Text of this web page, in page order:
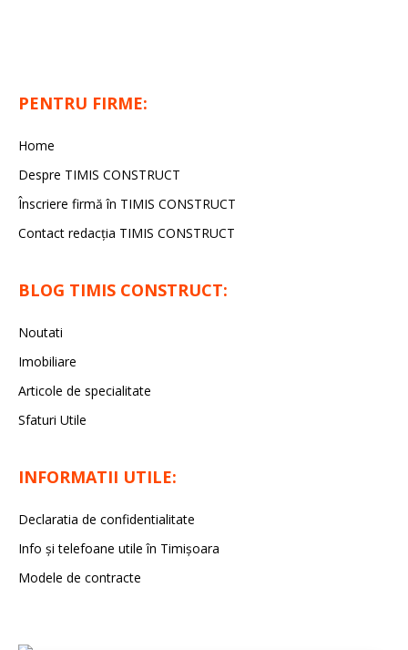
PENTRU FIRME:
Home
Despre TIMIS CONSTRUCT
Înscriere firmă în TIMIS CONSTRUCT
Contact redacția TIMIS CONSTRUCT
BLOG TIMIS CONSTRUCT:
Noutati
Imobiliare
Articole de specialitate
Sfaturi Utile
INFORMATII UTILE:
Declaratia de confidentialitate
Info și telefoane utile în Timișoara
Modele de contracte